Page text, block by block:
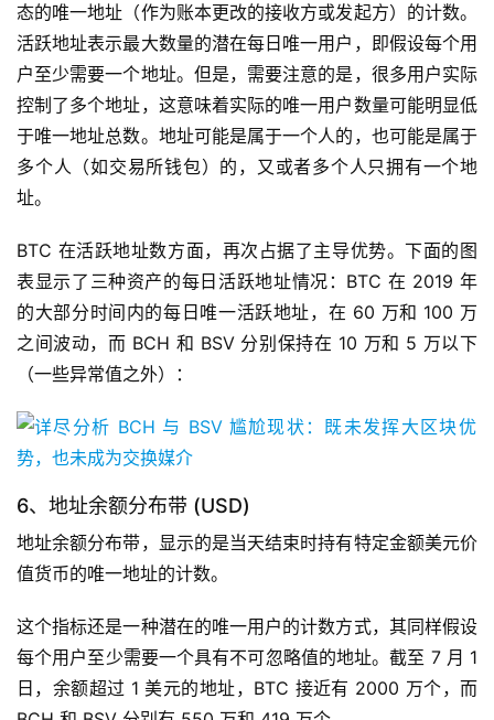
态的唯一地址（作为账本更改的接收方或发起方）的计数。
活跃地址表示最大数量的潜在每日唯一用户，即假设每个用
户至少需要一个地址。但是，需要注意的是，很多用户实际
控制了多个地址，这意味着实际的唯一用户数量可能明显低
于唯一地址总数。地址可能是属于一个人的，也可能是属于
多个人（如交易所钱包）的，又或者多个人只拥有一个地
址。
BTC 在活跃地址数方面，再次占据了主导优势。下面的图
表显示了三种资产的每日活跃地址情况：BTC 在 2019 年
的大部分时间内的每日唯一活跃地址，在 60 万和 100 万
之间波动，而 BCH 和 BSV 分别保持在 10 万和 5 万以下
（一些异常值之外）：
6、地址余额分布带 (USD)
地址余额分布带，显示的是当天结束时持有特定金额美元价
值货币的唯一地址的计数。
这个指标还是一种潜在的唯一用户的计数方式，其同样假设
每个用户至少需要一个具有不可忽略值的地址。截至 7 月 1
日，余额超过 1 美元的地址，BTC 接近有 2000 万个，而